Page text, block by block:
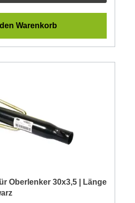
den Warenkorb
Oberlenker 30x3,5 | Länge